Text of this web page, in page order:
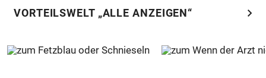
VORTEILSWELT „ALLE ANZEIGEN“ chevron_right